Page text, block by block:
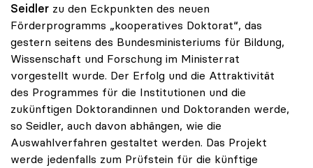
Seidler zu den Eckpunkten des neuen
Förderprogramms „kooperatives Doktorat“, das
gestern seitens des Bundesministeriums für Bildung,
Wissenschaft und Forschung im Ministerrat
vorgestellt wurde. Der Erfolg und die Attraktivität
des Programmes für die Institutionen und die
zukünftigen Doktorandinnen und Doktoranden werde,
so Seidler, auch davon abhängen, wie die
Auswahlverfahren gestaltet werden. Das Projekt
werde jedenfalls zum Prüfstein für die künftige